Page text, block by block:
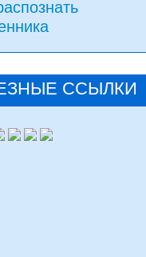
ССЫЛКИ